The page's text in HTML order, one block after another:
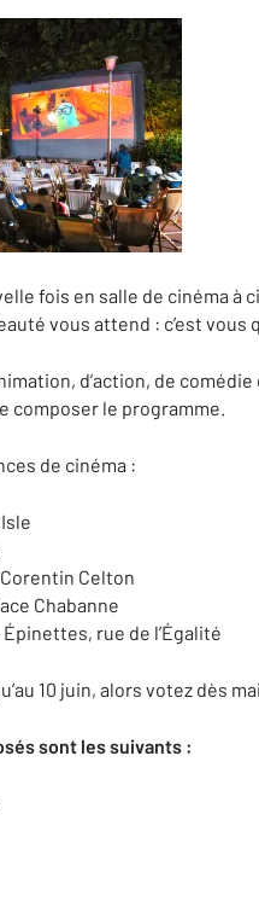
fois en salle de cinéma
vous attend : c’est
d’action, de
composer le programme.
de cinéma :
Celton
Chabanne
Épinettes, rue de l’Égalité
10 juin, alors votez dès
sont les suivants :